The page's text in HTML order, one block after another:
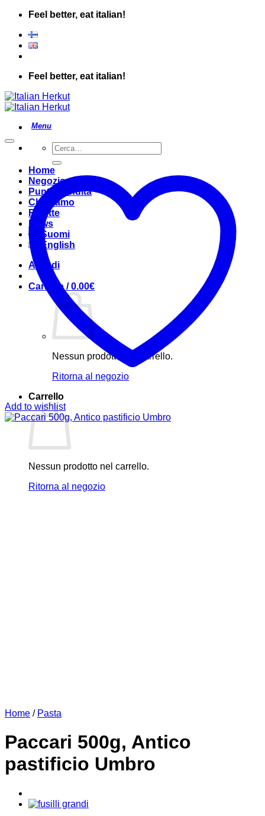
Salta
contenuti
Feel better, eat italian!
Feel better, eat italian!
Cerca:
Home
Negozio
Punto Vendita
Chi Siamo
Ricette
News
Suomi
English
Accedi
Carrello /0.00€
Nessun prodotto nel carrello.
Ritorna al negozio
Carrello
Nessun prodotto nel carrello.
Ritorna al negozio
Add to wishlist
Home / Pasta
Paccari 500g, Antico
pastificio Umbro